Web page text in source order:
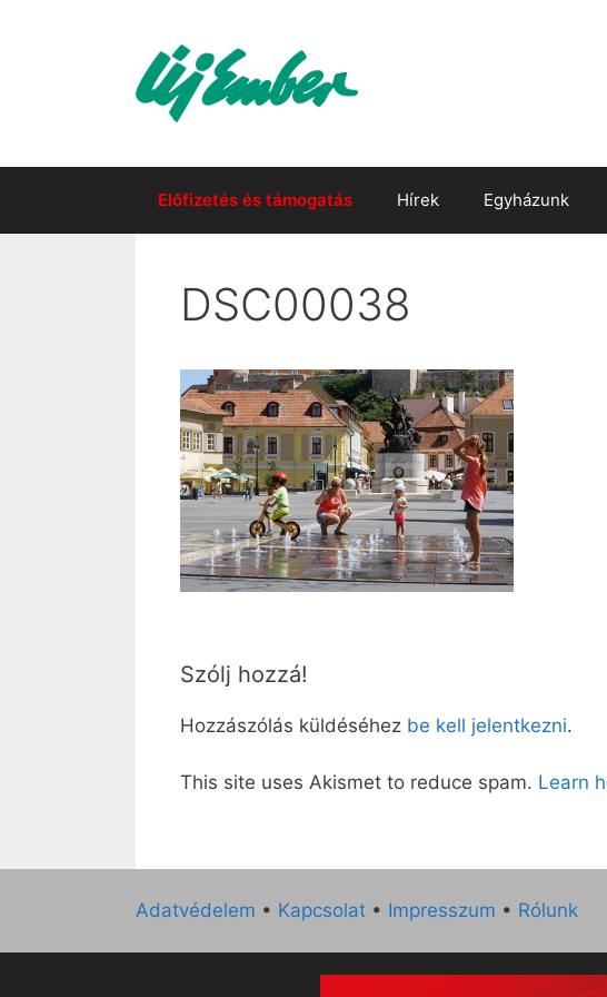
Előfizetés és támogatás Hírek Egyházunk
DSC00038
Szólj hozzá!
Hozzászólás küldéséhez be kell jelentkezni.
This site uses Akismet to reduce spam. Learn
Adatvédelem • Kapcsolat • Impresszum • Rólunk